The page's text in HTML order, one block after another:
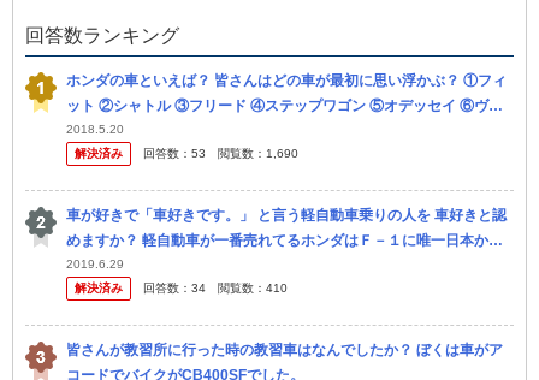
回答数ランキング
ホンダの車といえば？ 皆さんはどの車が最初に思い浮かぶ？ ①フィ
ット ②シャトル ③フリード ④ステップワゴン ⑤オデッセイ ⑥ヴェ
ゼル ⑦CR-V ⑧CR-Z ⑨NSX ⑩レジェンド ⑪シ...
2018.5.20
解決済み
回答数： 53 閲覧数： 1,690
車が好きで「車好きです。」 と言う軽自動車乗りの人を 車好きと認
めますか？ 軽自動車が一番売れてるホンダはＦ－１に唯一日本から
参戦してる メーカーで車好きに支えられてるメーカーです。 本当は
フィ...
2019.6.29
解決済み
回答数： 34 閲覧数： 410
皆さんが教習所に行った時の教習車はなんでしたか？ ぼくは車がア
コードでバイクがCB400SFでした。